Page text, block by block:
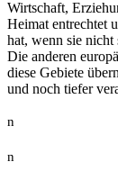
Wirtschaft,
Heimat entrechtet
hat, wenn sie nicht
Die anderen
diese Gebiete
und noch tiefer
n
n